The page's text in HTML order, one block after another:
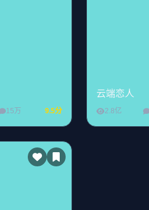
15万 9.5分
云端恋人
2.8亿